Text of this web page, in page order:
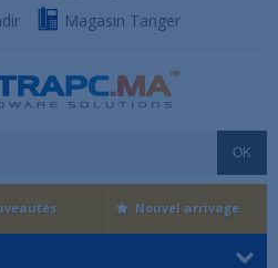
Magasin Tanger
OK
Nouvel arrivage